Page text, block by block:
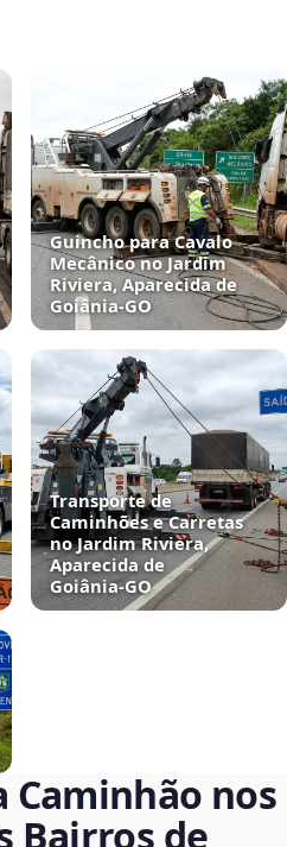
Guincho para Cavalo
Mecânico no Jardim
Riviera, Aparecida de
Goiânia‑GO
Transporte de
Caminhões e Carretas
no Jardim Riviera,
Aparecida de
Goiânia‑GO
Caminhão nos
Bairros de